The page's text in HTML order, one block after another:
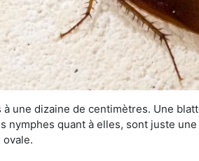
une dizaine de centimètres. Une
nymphes quant à elles, sont juste